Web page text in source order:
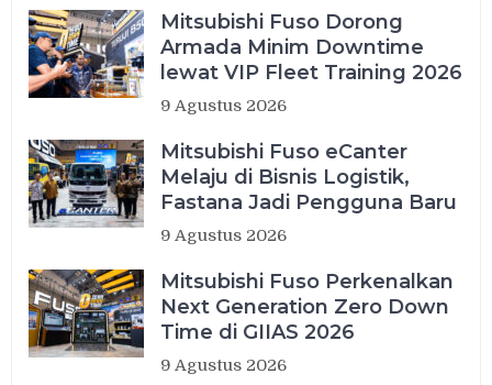
Mitsubishi Fuso Dorong
Armada Minim Downtime
lewat VIP Fleet Training 2026
9 Agustus 2026
Mitsubishi Fuso eCanter
Melaju di Bisnis Logistik,
Fastana Jadi Pengguna Baru
9 Agustus 2026
Mitsubishi Fuso Perkenalkan
Next Generation Zero Down
Time di GIIAS 2026
9 Agustus 2026